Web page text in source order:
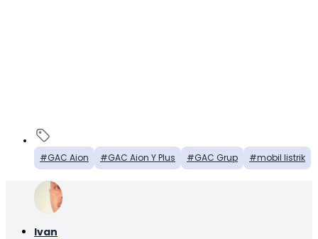
GAC Aion GAC Aion Y Plus GAC Grup mobil listrik
Ivan